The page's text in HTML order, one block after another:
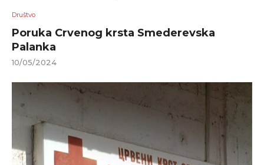
Društvo
Poruka Crvenog krsta Smederevska
Palanka
10/05/2024